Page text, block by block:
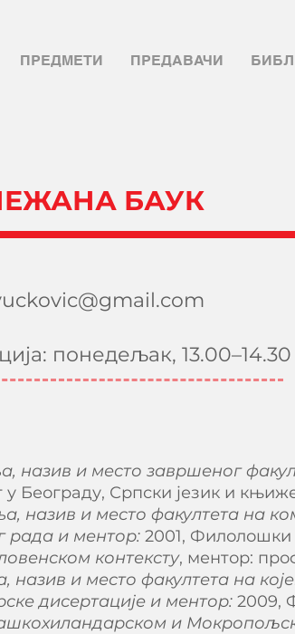
ПРЕДМЕТИ ПРЕДАВАЧИ
БАУК
понедељак, 13.00–14.30
назив и место завршеног
Београду, Српски језик и
назив и место факултета на
рада и ментор: 2001, Филолошки
контексту, ментор:
назив и место факултета на
дисертације и ментор: 2009,
и